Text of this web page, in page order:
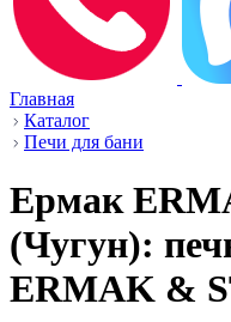
Главная
Каталог
Печи для бани
Ермак
(Чугун):
ERMAK &